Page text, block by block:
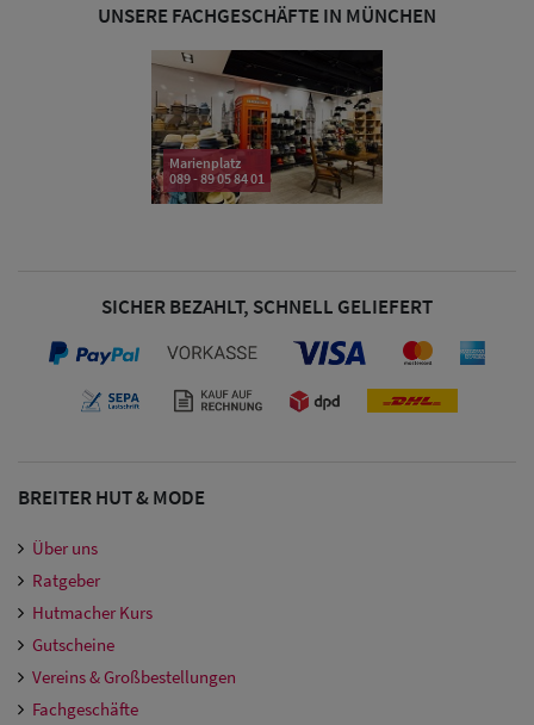
Großgrößen
UNSERE FACHGESCHÄFTE IN MÜNCHEN
Marienplatz
089 - 89 05 84 01
SICHER BEZAHLT, SCHNELL GELIEFERT
BREITER HUT & MODE
Über uns
Ratgeber
Hutmacher Kurs
Gutscheine
Vereins & Großbestellungen
Fachgeschäfte